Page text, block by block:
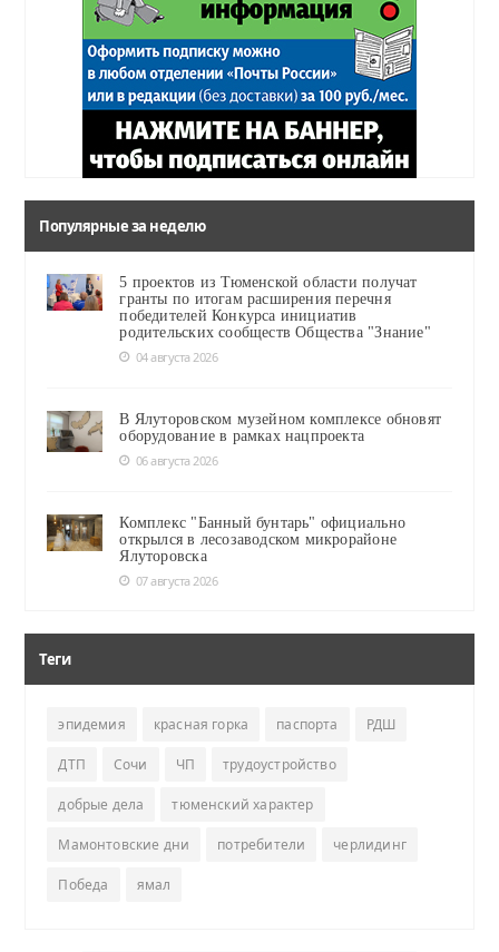
Популярные за неделю
5 проектов из Тюменской области получат
гранты по итогам расширения перечня
победителей Конкурса инициатив
родительских сообществ Общества "Знание"
04 августа 2026
В Ялуторовском музейном комплексе обновят
оборудование в рамках нацпроекта
06 августа 2026
Комплекс "Банный бунтарь" официально
открылся в лесозаводском микрорайоне
Ялуторовска
07 августа 2026
Теги
эпидемия красная горка паспорта РДШ
ДТП Сочи ЧП трудоустройство
добрые дела тюменский характер
Мамонтовские дни потребители черлидинг
Победа ямал